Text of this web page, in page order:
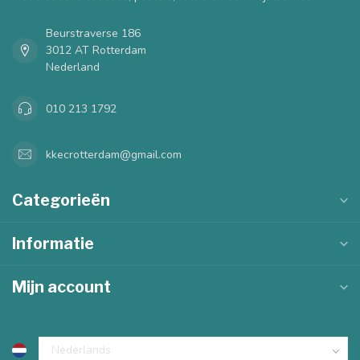
Beurstraverse 186
3012 AT Rotterdam
Nederland
010 213 1792
kkecrotterdam@gmail.com
Categorieën
Informatie
Mijn account